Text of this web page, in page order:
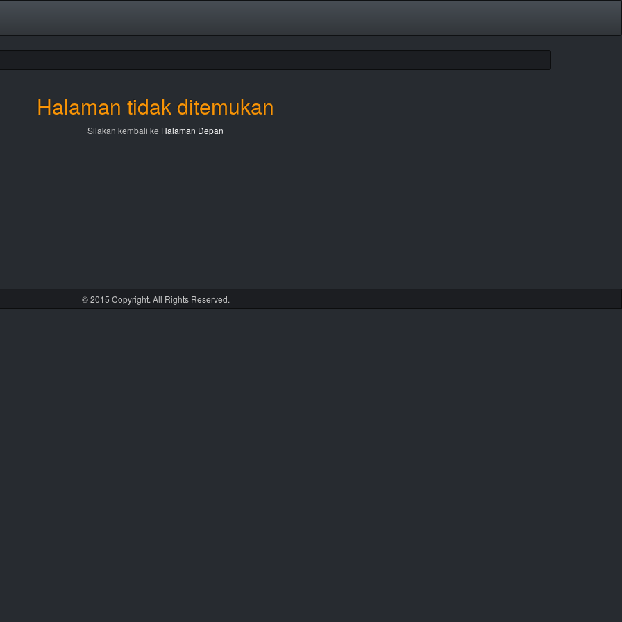
Halaman tidak ditemukan
Silakan kembali ke Halaman Depan
© 2015 Copyright. All Rights Reserved.